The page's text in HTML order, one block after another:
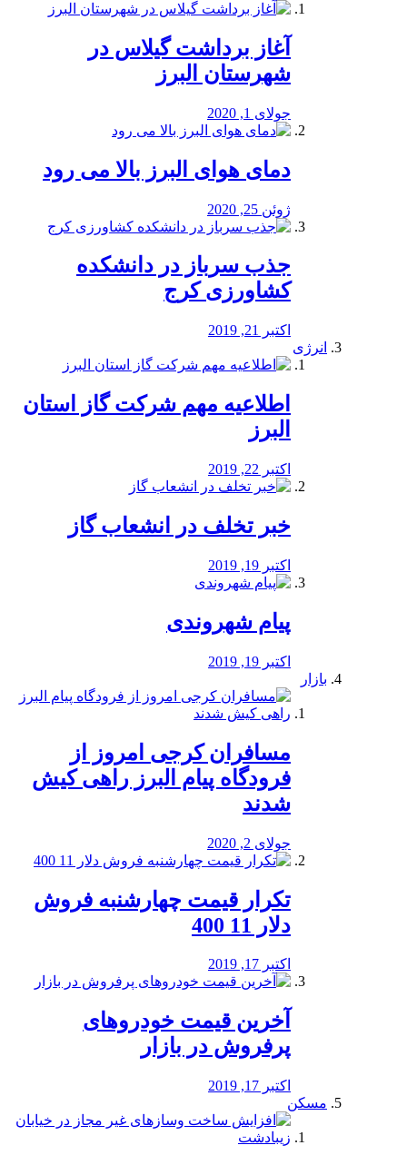
آغاز برداشت گیلاس در
شهرستان البرز
جولای 1, 2020
دمای هوای البرز بالا می رود
ژوئن 25, 2020
جذب سرباز در دانشکده
کشاورزی کرج
اکتبر 21, 2019
انرژی
️اطلاعیه مهم شرکت گاز استان
البرز
اکتبر 22, 2019
خبر تخلف در انشعاب گاز
اکتبر 19, 2019
پیام شهروندی
اکتبر 19, 2019
بازار
مسافران کرجی امروز از
فرودگاه پیام البرز راهی کیش
شدند
جولای 2, 2020
تکرار قیمت چهارشنبه فروش
دلار 11 400
اکتبر 17, 2019
آخرین قیمت خودرو‌های
پرفروش در بازار
اکتبر 17, 2019
مسکن